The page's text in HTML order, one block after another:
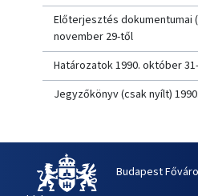
Előterjesztés dokumentumai
november 29-től
Határozatok 1990. október
Jegyzőkönyv (csak nyílt)
Budapest